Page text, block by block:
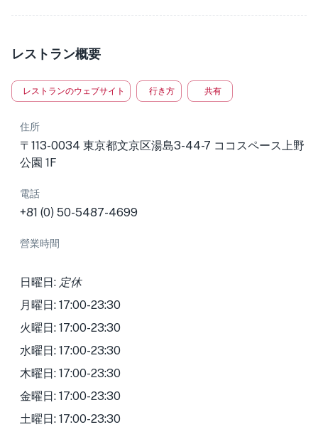
レストラン概要
レストランのウェブサイト 行き方 共有
住所
〒113-0034 東京都文京区湯島3-44-7 ココスペース上野
公園 1F
電話
+81 (0) 50-5487-4699
營業時間
日曜日: 定休
月曜日: 17:00-23:30
火曜日: 17:00-23:30
水曜日: 17:00-23:30
木曜日: 17:00-23:30
金曜日: 17:00-23:30
土曜日: 17:00-23:30